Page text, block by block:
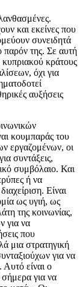
και εκείνες που
συνειδητά
παρόν της. Σε αυτή
κυπριακού κράτους
όχι για
αυξήσεις
κουμπαράς του
εργαζομένων, οι
συντάξεις,
συμβόλαιο. Και
ή να
Είναι
ως υγιή, ως
της κοινωνίας,
για να
που
μια στρατηγική
για να
Αυτό είναι ο
για να